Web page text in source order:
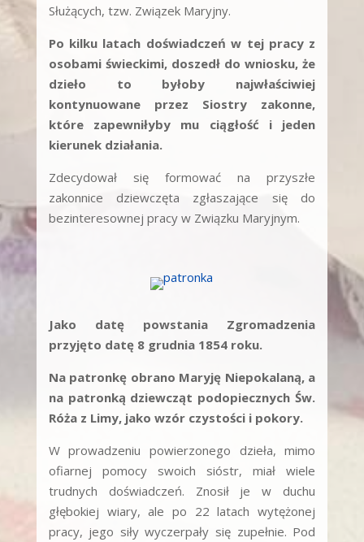
Służących, tzw. Związek Maryjny.
Po kilku latach doświadczeń w tej pracy z
osobami świeckimi, doszedł do wniosku, że
dzieło to byłoby najwłaściwiej
kontynuowane przez Siostry zakonne,
które zapewniłyby mu ciągłość i jeden
kierunek działania.
Zdecydował się formować na przyszłe
zakonnice dziewczęta zgłaszające się do
bezinteresownej pracy w Związku Maryjnym.
Jako datę powstania Zgromadzenia
przyjęto datę 8 grudnia 1854 roku.
Na patronkę obrano Maryję Niepokalaną, a
na patronką dziewcząt podopiecznych Św.
Róża z Limy, jako wzór czystości i pokory.
W prowadzeniu powierzonego dzieła, mimo
ofiarnej pomocy swoich sióstr, miał wiele
trudnych doświadczeń. Znosił je w duchu
głębokiej wiary, ale po 22 latach wytężonej
pracy, jego siły wyczerpały się zupełnie. Pod